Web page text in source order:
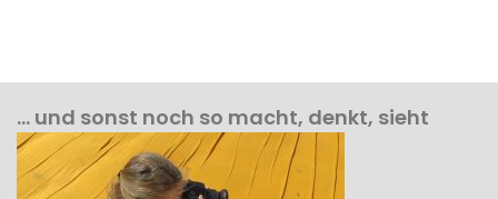
… und sonst noch so macht, denkt, sieht